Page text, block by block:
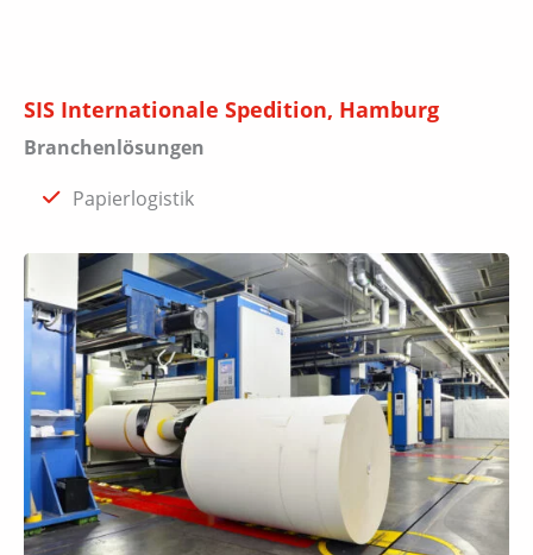
SIS Internationale Spedition, Hamburg
Branchenlösungen
Papierlogistik